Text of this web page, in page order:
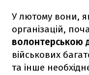
У лютому вони,
організацій,
волонтерською
військових
та інше